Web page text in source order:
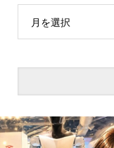
月を選択